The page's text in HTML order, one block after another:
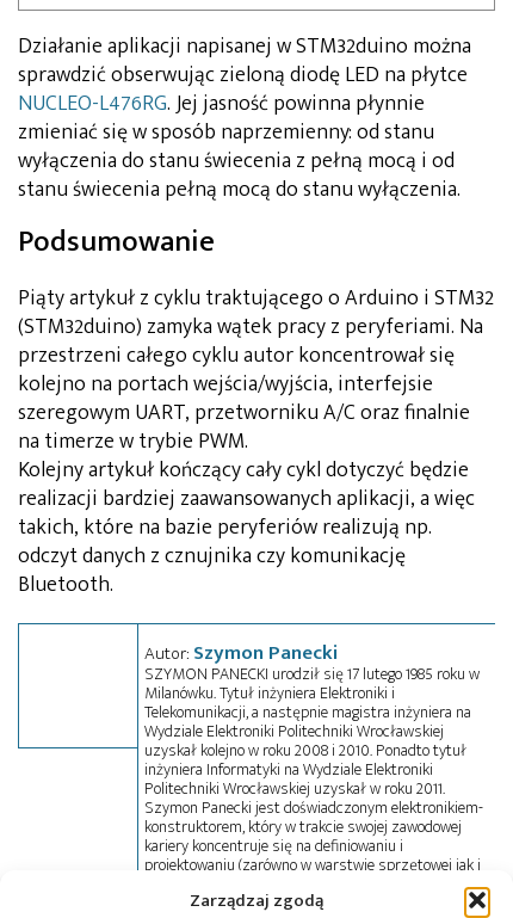
Zarządzaj zgodą
Działanie aplikacji napisanej w STM32duino można
sprawdzić obserwując zieloną diodę LED na płytce
NUCLEO-L476RG. Jej jasność powinna płynnie
zmieniać się w sposób naprzemienny: od stanu
wyłączenia do stanu świecenia z pełną mocą i od
stanu świecenia pełną mocą do stanu wyłączenia.
Podsumowanie
Piąty artykuł z cyklu traktującego o Arduino i STM32
(STM32duino) zamyka wątek pracy z peryferiami. Na
przestrzeni całego cyklu autor koncentrował się
kolejno na portach wejścia/wyjścia, interfejsie
szeregowym UART, przetworniku A/C oraz finalnie
na timerze w trybie PWM.
Kolejny artykuł kończący cały cykl dotyczyć będzie
realizacji bardziej zaawansowanych aplikacji, a więc
takich, które na bazie peryferiów realizują np.
odczyt danych z cznujnika czy komunikację
Bluetooth.
Autor: Szymon Panecki
SZYMON PANECKI urodził się 17 lutego 1985 roku w
Milanówku. Tytuł inżyniera Elektroniki i
Telekomunikacji, a następnie magistra inżyniera na
Wydziale Elektroniki Politechniki Wrocławskiej
uzyskał kolejno w roku 2008 i 2010. Ponadto tytuł
inżyniera Informatyki na Wydziale Elektroniki
Politechniki Wrocławskiej uzyskał w roku 2011.
Szymon Panecki jest doświadczonym elektronikiem-
konstruktorem, który w trakcie swojej zawodowej
kariery koncentruje się na definiowaniu i
projektowaniu (zarówno w warstwie sprzętowej jak i
programowej) systemów wbudowanych opartych na
mikrokontrolerach z rdzeniem ARM od różnych